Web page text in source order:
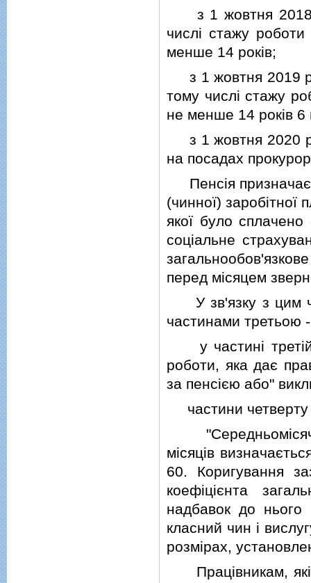
з 1 жовтня 2018
числi стажу
менше 14 рокiв;
з 1 жовтня 2019
тому числi стажу
не менше 14 рокiв 6
з 1 жовтня 2020
на посадах
Пенсiя
(чинної) заробiтної
якої було
соцiальне
перед мiсяцем
У зв'язку з цим
частинами третьою
у частинi третiй
роботи, яка дає
за пенсiєю або"
частини четверту
мiсяцiв
60. Коригування
коефiцiєнта
надбавок до
класний чин i
розмiрах,
Працiвникам, якi